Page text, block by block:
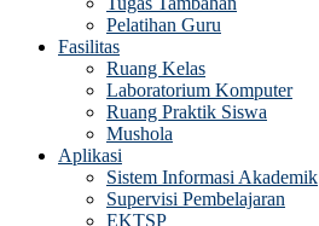
Pelatihan Guru
Fasilitas
Ruang Kelas
Laboratorium Komputer
Ruang Praktik Siswa
Mushola
Aplikasi
Sistem Informasi Akademik
Supervisi Pembelajaran
EKTSP